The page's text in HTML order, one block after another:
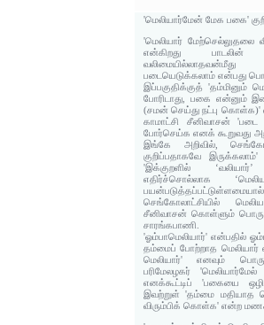
'மெலியார்மேன் மேக பகை'
'மெலியார் மேற்செல்லுதலை
என்கிறது பாடலின்
படையெடுக்கலாம் என்பது
இப்பகுதிக்குத் 'தம்மினும்
போரிடாது, பகை என்னும்
(சமன் செய்து நட்பு
காமாட்சி சீனிவாசன் 'படை
போர்செய்க எனக் கூறுவது
இங்கே அறிவில்,
குறிப்பதாகவே
'இக்குறளில்
எதிர்ச்சொல்லாக
செங்கோலாட்சியில்
சீனிவாசன் கொள்ளும்
சாரங்கபாணி.
'ஓம்பாமெலியார்' என்பதில்
தம்மைப் போற்றாத மெலியார்
மெலியார்' எனவும்
பரிமேலழகர்
எனக்கூட்டிப் 'பகையை
இவற்றுள் 'தம்மை மதியாத
விரும்பிக் கொள்க' என்ற